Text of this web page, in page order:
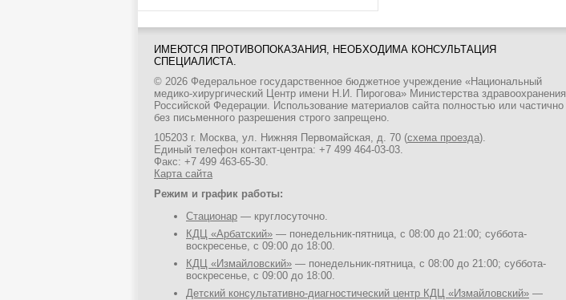
ИМЕЮТСЯ ПРОТИВОПОКАЗАНИЯ, НЕОБХОДИМА КОНСУЛЬТАЦИЯ
СПЕЦИАЛИСТА.
© 2026 Федеральное государственное бюджетное учреждение «Национальный
медико-хирургический Центр имени Н.И. Пирогова» Министерства здравоохранения
Российской Федерации. Использование материалов сайта полностью или частично
без письменного разрешения строго запрещено.
105203 г. Москва, ул. Нижняя Первомайская, д. 70 (схема проезда).
Единый телефон контакт-центра: +7 499 464-03-03.
Факс: +7 499 463-65-30.
Карта сайта
Режим и график работы:
Стационар — круглосуточно.
КДЦ «Арбатский» — понедельник-пятница, с 08:00 до 21:00; суббота-
воскресенье, с 09:00 до 18:00.
КДЦ «Измайловский» — понедельник-пятница, с 08:00 до 21:00; суббота-
воскресенье, с 09:00 до 18:00.
Детский консультативно-диагностический центр КДЦ «Измайловский» —